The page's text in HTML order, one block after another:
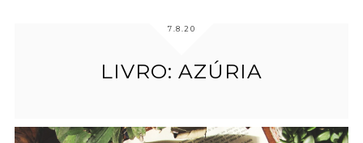
7.8.20
LIVRO: AZÚRIA